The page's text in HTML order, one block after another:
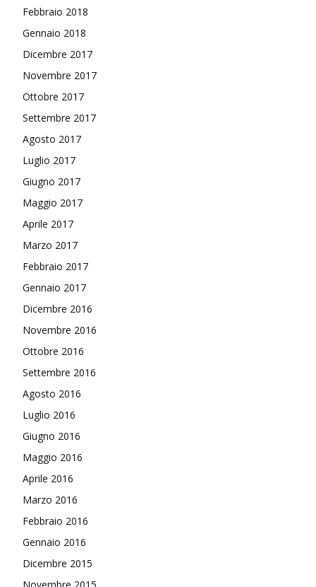
Febbraio 2018
Gennaio 2018
Dicembre 2017
Novembre 2017
Ottobre 2017
Settembre 2017
Agosto 2017
Luglio 2017
Giugno 2017
Maggio 2017
Aprile 2017
Marzo 2017
Febbraio 2017
Gennaio 2017
Dicembre 2016
Novembre 2016
Ottobre 2016
Settembre 2016
Agosto 2016
Luglio 2016
Giugno 2016
Maggio 2016
Aprile 2016
Marzo 2016
Febbraio 2016
Gennaio 2016
Dicembre 2015
Novembre 2015